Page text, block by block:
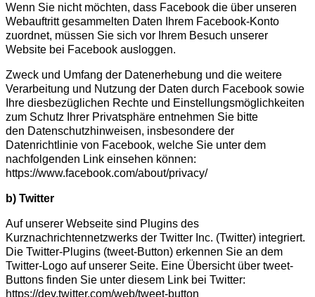
Wenn Sie nicht möchten, dass Facebook die über unseren
Webauftritt gesammelten Daten Ihrem Facebook-Konto
zuordnet, müssen Sie sich vor Ihrem Besuch unserer
Website bei Facebook ausloggen.
Zweck und Umfang der Datenerhebung und die weitere
Verarbeitung und Nutzung der Daten durch Facebook sowie
Ihre diesbezüglichen Rechte und Einstellungsmöglichkeiten
zum Schutz Ihrer Privatsphäre entnehmen Sie bitte
den Datenschutzhinweisen, insbesondere der
Datenrichtlinie von Facebook, welche Sie unter dem
nachfolgenden Link einsehen können:
https://www.facebook.com/about/privacy/
b) Twitter
Auf unserer Webseite sind Plugins des
Kurznachrichtennetzwerks der Twitter Inc. (Twitter) integriert.
Die Twitter-Plugins (tweet-Button) erkennen Sie an dem
Twitter-Logo auf unserer Seite. Eine Übersicht über tweet-
Buttons finden Sie unter diesem Link bei Twitter:
https://dev.twitter.com/web/tweet-button